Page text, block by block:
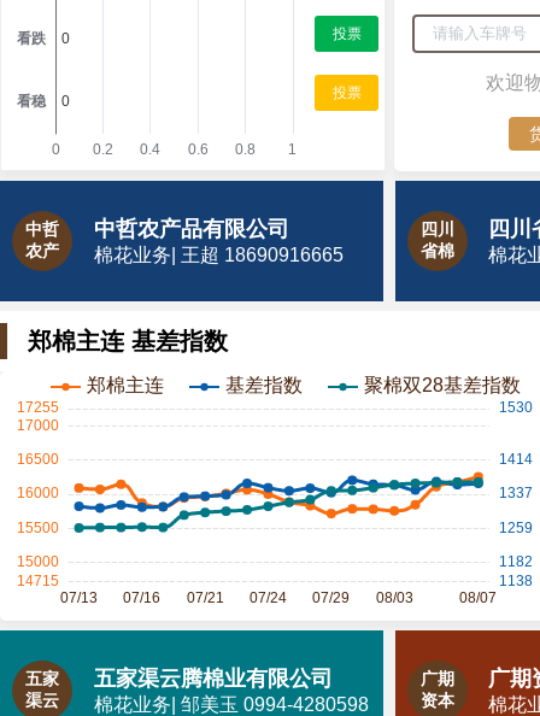
投票
投票
欢迎
中哲
农产
中哲农产品有限公司
棉花业务| 王超 18690916665
四川
省棉
四
棉花
郑棉主连 基差指数
五家
渠云
五家渠云腾棉业有限公司
棉花业务| 邹美玉 0994-4280598
广期
资本
广期
棉花